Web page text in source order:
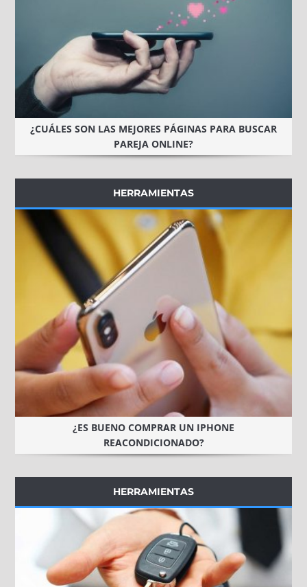
¿CUÁLES SON LAS MEJORES PÁGINAS PARA BUSCAR
PAREJA ONLINE?
HERRAMIENTAS
¿ES BUENO COMPRAR UN IPHONE
REACONDICIONADO?
HERRAMIENTAS